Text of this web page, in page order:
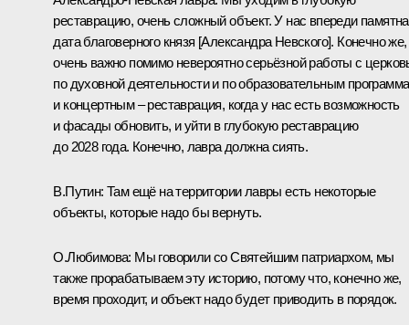
реставрацию, очень сложный объект. У нас впереди
дата благоверного князя [Александра Невского]. Конечно же,
очень важно помимо невероятно серьёзной работы с
по духовной деятельности и по образовательным
и концертным – реставрация, когда у нас есть возможность
и фасады обновить, и уйти в глубокую реставрацию
до 2028 года. Конечно, лавра должна сиять.
В.Путин: Там ещё на территории лавры есть некоторые
объекты, которые надо бы вернуть.
О.Любимова: Мы говорили со Святейшим патриархом, мы
также прорабатываем эту историю, потому что, конечно же,
время проходит, и объект надо будет приводить в порядок.